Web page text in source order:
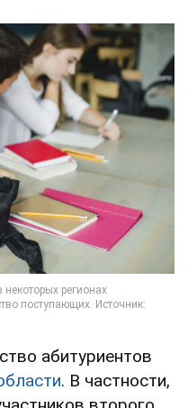
абитуриентов
. В частности,